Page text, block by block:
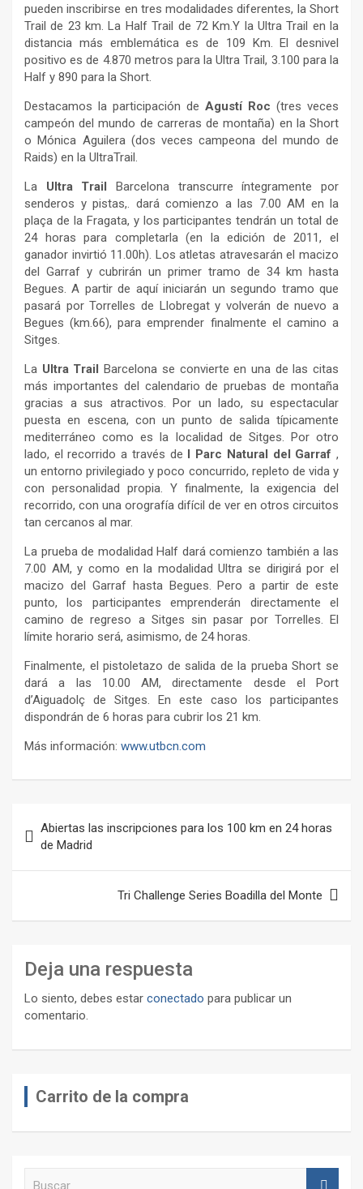
pueden inscribirse en tres modalidades diferentes, la Short
Trail de 23 km. La Half Trail de 72 Km.Y la Ultra Trail en la
distancia más emblemática es de 109 Km. El desnivel
positivo es de 4.870 metros para la Ultra Trail, 3.100 para la
Half y 890 para la Short.
Destacamos la participación de Agustí Roc (tres veces
campeón del mundo de carreras de montaña) en la Short
o Mónica Aguilera (dos veces campeona del mundo de
Raids) en la UltraTrail.
La Ultra Trail Barcelona transcurre íntegramente por
senderos y pistas,. dará comienzo a las 7.00 AM en la
plaça de la Fragata, y los participantes tendrán un total de
24 horas para completarla (en la edición de 2011, el
ganador invirtió 11.00h). Los atletas atravesarán el macizo
del Garraf y cubrirán un primer tramo de 34 km hasta
Begues. A partir de aquí iniciarán un segundo tramo que
pasará por Torrelles de Llobregat y volverán de nuevo a
Begues (km.66), para emprender finalmente el camino a
Sitges.
La Ultra Trail Barcelona se convierte en una de las citas
más importantes del calendario de pruebas de montaña
gracias a sus atractivos. Por un lado, su espectacular
puesta en escena, con un punto de salida típicamente
mediterráneo como es la localidad de Sitges. Por otro
lado, el recorrido a través de l Parc Natural del Garraf ,
un entorno privilegiado y poco concurrido, repleto de vida y
con personalidad propia. Y finalmente, la exigencia del
recorrido, con una orografía difícil de ver en otros circuitos
tan cercanos al mar.
La prueba de modalidad Half dará comienzo también a las
7.00 AM, y como en la modalidad Ultra se dirigirá por el
macizo del Garraf hasta Begues. Pero a partir de este
punto, los participantes emprenderán directamente el
camino de regreso a Sitges sin pasar por Torrelles. El
límite horario será, asimismo, de 24 horas.
Finalmente, el pistoletazo de salida de la prueba Short se
dará a las 10.00 AM, directamente desde el Port
d’Aiguadolç de Sitges. En este caso los participantes
dispondrán de 6 horas para cubrir los 21 km.
Más información: www.utbcn.com
de
entradas
Abiertas las inscripciones para los 100 km en 24 horas
de Madrid
Tri Challenge Series Boadilla del Monte
Deja una respuesta
Lo siento, debes estar conectado para publicar un
comentario.
Carrito de la compra